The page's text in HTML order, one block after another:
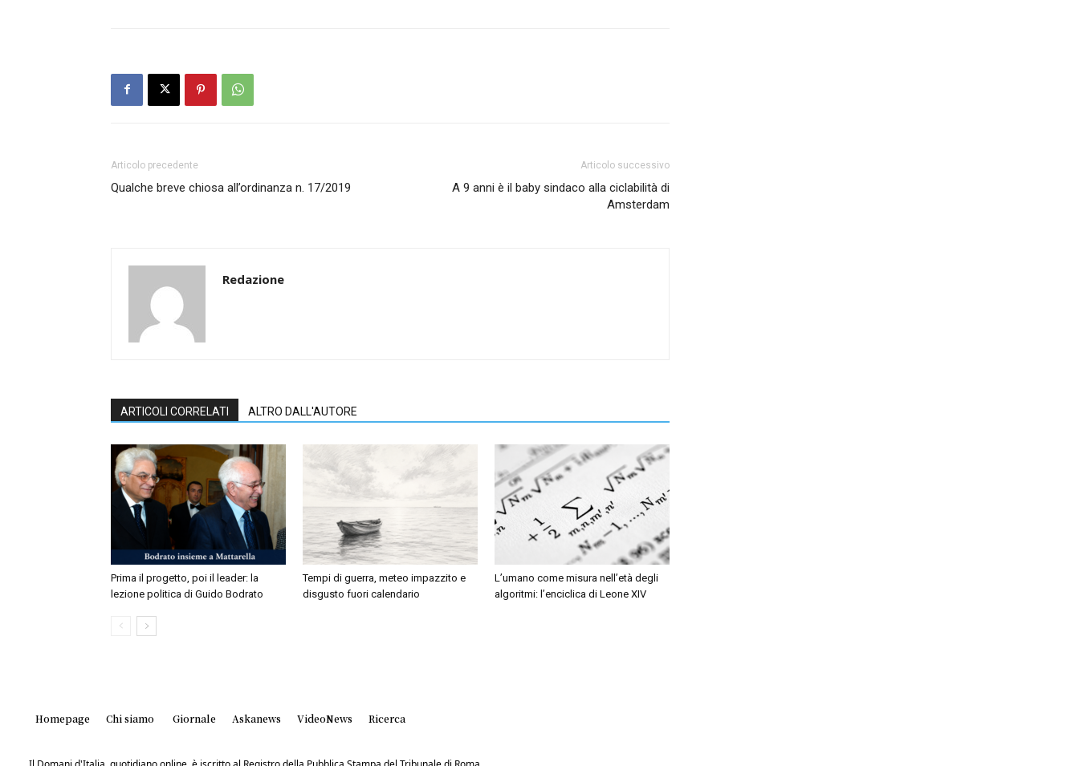
Articolo precedente
Qualche breve chiosa all’ordinanza n. 17/2019
Articolo successivo
A 9 anni è il baby sindaco alla ciclabilità di
Amsterdam
Redazione
ARTICOLI CORRELATI ALTRO DALL'AUTORE
Prima il progetto, poi il leader: la
lezione politica di Guido Bodrato
Tempi di guerra, meteo impazzito e
disgusto fuori calendario
L’umano come misura nell’età degli
algoritmi: l’enciclica di Leone XIV
Homepage Chi siamo Giornale Askanews VideoNews Ricerca